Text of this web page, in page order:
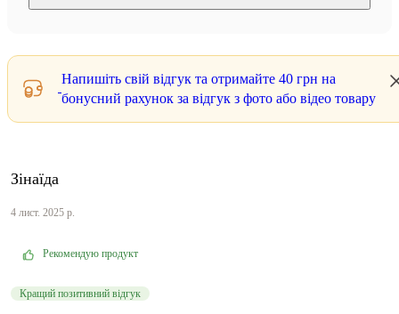
Напишіть свій відгук та отримайте 40 грн на
бонусний рахунок за відгук з фото або відео товару
Зінаїда
4 лист. 2025 р.
Рекомендую продукт
Кращий позитивний відгук